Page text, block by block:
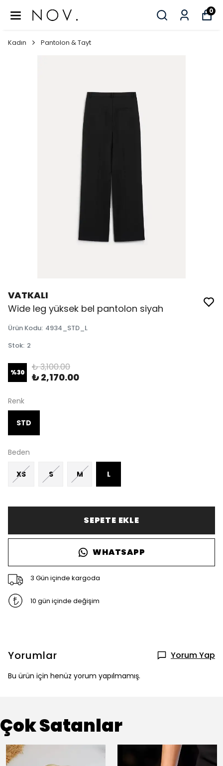
0
Kadın Pantolon & Tayt
VATKALI
Wide leg yüksek bel pantolon siyah
Ürün Kodu: 4934_STD_L
Stok: 2
%30 ₺ 3,100.00
₺ 2,170.00
Renk
STD
Beden
XS S M L
SEPETE EKLE
WHATSAPP
3 Gün içinde kargoda
10 gün içinde değişim
Yorumlar Yorum Yap
Bu ürün için henüz yorum yapılmamış.
Çok Satanlar